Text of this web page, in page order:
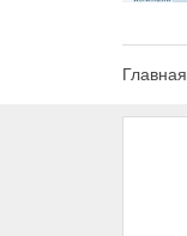
Главная